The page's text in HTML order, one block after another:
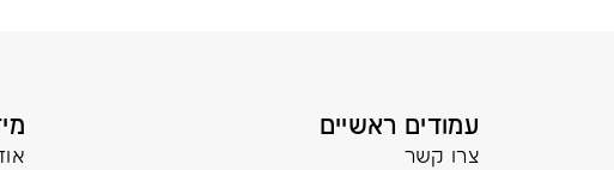
עמודים ראשיים
צרו קשר